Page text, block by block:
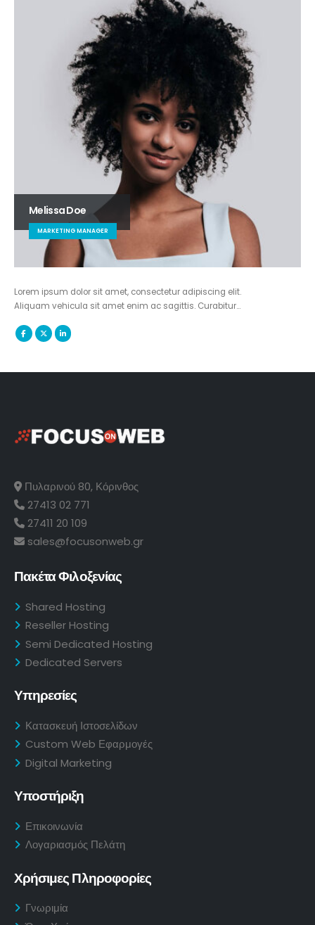
Melissa Doe
MARKETING MANAGER
Lorem ipsum dolor sit amet, consectetur adipiscing elit.
Aliquam vehicula sit amet enim ac sagittis. Curabitur…
Πυλαρινού 80, Κόρινθος
27413 02 771
27411 20 109
sales@focusonweb.gr
Πακέτα Φιλοξενίας
Shared Hosting
Reseller Hosting
Semi Dedicated Hosting
Dedicated Servers
Υπηρεσίες
Κατασκευή Ιστοσελίδων
Custom Web Εφαρμογές
Digital Marketing
Υποστήριξη
Επικοινωνία
Λογαριασμός Πελάτη
Χρήσιμες Πληροφορίες
Γνωριμία